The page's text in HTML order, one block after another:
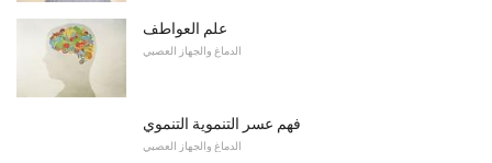
علم العواطف
الدماغ والجهاز العصبي
فهم عسر التنموية التنموي
الدماغ والجهاز العصبي